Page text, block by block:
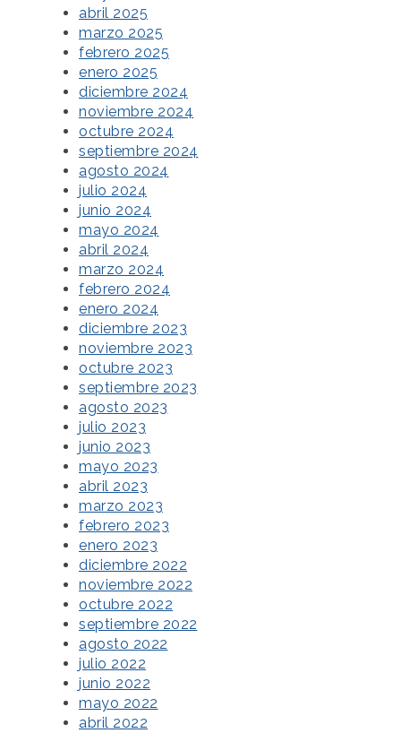
abril 2025
marzo 2025
febrero 2025
enero 2025
diciembre 2024
noviembre 2024
octubre 2024
septiembre 2024
agosto 2024
julio 2024
junio 2024
mayo 2024
abril 2024
marzo 2024
febrero 2024
enero 2024
diciembre 2023
noviembre 2023
octubre 2023
septiembre 2023
agosto 2023
julio 2023
junio 2023
mayo 2023
abril 2023
marzo 2023
febrero 2023
enero 2023
diciembre 2022
noviembre 2022
octubre 2022
septiembre 2022
agosto 2022
julio 2022
junio 2022
mayo 2022
abril 2022